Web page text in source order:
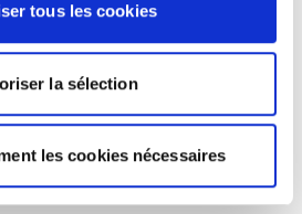
tous les cookies
la sélection
les cookies nécessaires